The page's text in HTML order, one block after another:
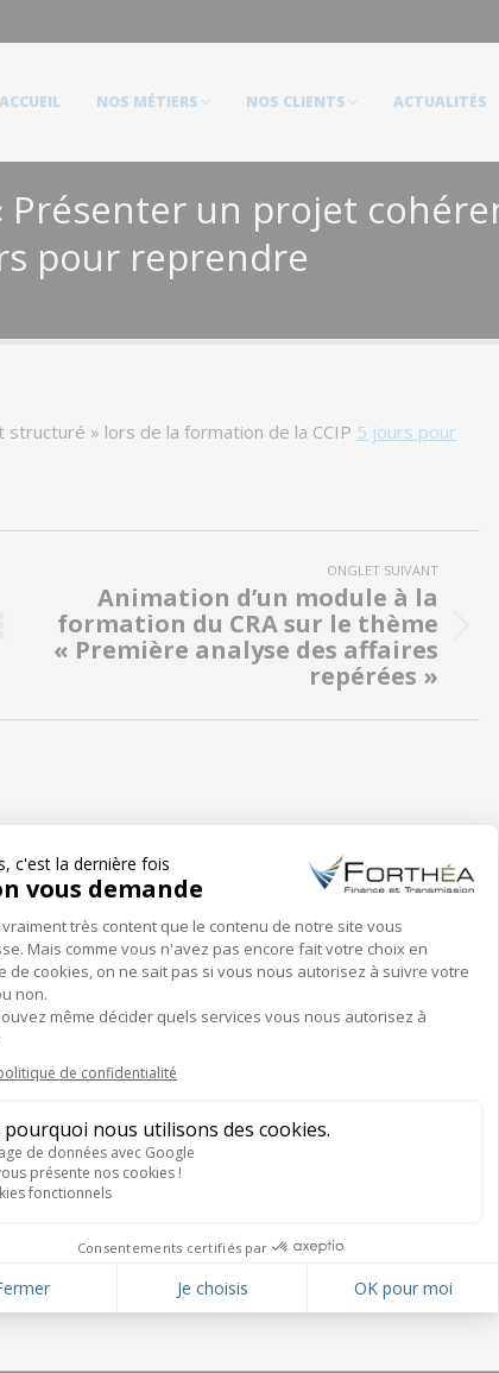
ACCUEIL NOS MÉTIERS NOS CLIENTS ACTUALITÉS
Présenter un projet
pour reprendre
» lors de la formation de la CCIP 5 jours pour
ONGLET SUIVANT
Onglet
suivant
Animation d’un module à la
formation du CRA sur le thème
« Première analyse des affaires
repérées »